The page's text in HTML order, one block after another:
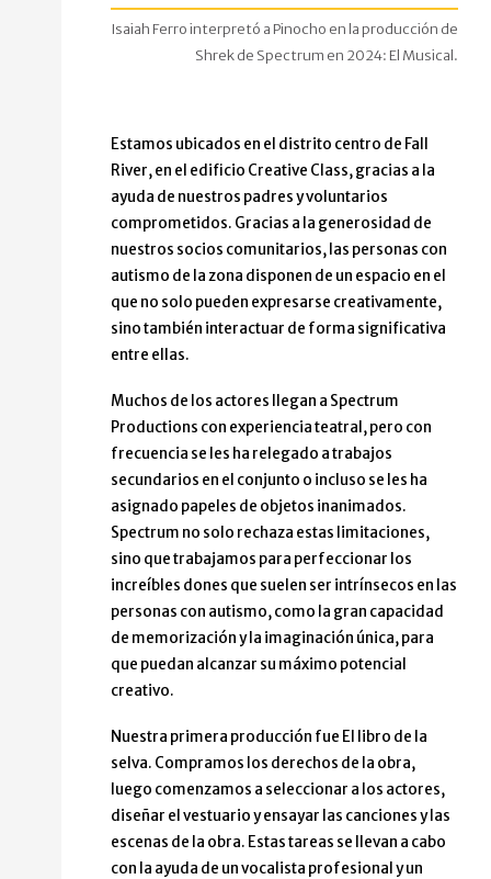
Isaiah Ferro interpretó a Pinocho en la producción de
Shrek de Spectrum en 2024: El Musical.
Estamos ubicados en el distrito centro de Fall
River, en el edificio Creative Class, gracias a la
ayuda de nuestros padres y voluntarios
comprometidos. Gracias a la generosidad de
nuestros socios comunitarios, las personas con
autismo de la zona disponen de un espacio en el
que no solo pueden expresarse creativamente,
sino también interactuar de forma significativa
entre ellas.
Muchos de los actores llegan a Spectrum
Productions con experiencia teatral, pero con
frecuencia se les ha relegado a trabajos
secundarios en el conjunto o incluso se les ha
asignado papeles de objetos inanimados.
Spectrum no solo rechaza estas limitaciones,
sino que trabajamos para perfeccionar los
increíbles dones que suelen ser intrínsecos en las
personas con autismo, como la gran capacidad
de memorización y la imaginación única, para
que puedan alcanzar su máximo potencial
creativo.
Nuestra primera producción fue El libro de la
selva. Compramos los derechos de la obra,
luego comenzamos a seleccionar a los actores,
diseñar el vestuario y ensayar las canciones y las
escenas de la obra. Estas tareas se llevan a cabo
con la ayuda de un vocalista profesional y un